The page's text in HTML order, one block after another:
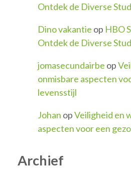
Ontdek de Diverse
Dino vakantie op HBO
Ontdek de Diverse
jomasecundairbe op
onmisbare aspecten
levensstijl
Johan opVeiligheid en
aspecten voor een
Archief